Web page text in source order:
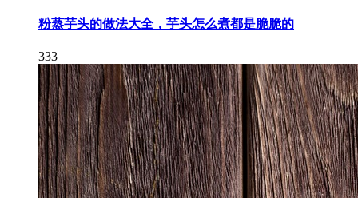
粉蒸芋头的做法大全，芋头怎么煮都是脆脆的
333